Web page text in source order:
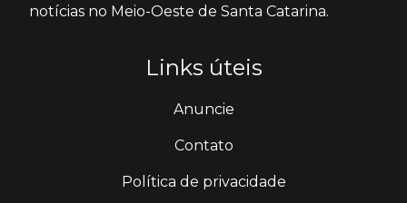
notícias no Meio-Oeste de Santa Catarina.
Links úteis
Anuncie
Contato
Política de privacidade